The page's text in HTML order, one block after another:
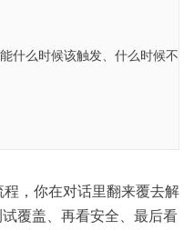
么时候该触发、什么时候不该
，你在对话里翻来覆去解
覆盖、再看安全、最后看